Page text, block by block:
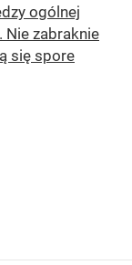
ogólnej
Nie zabraknie
się spore